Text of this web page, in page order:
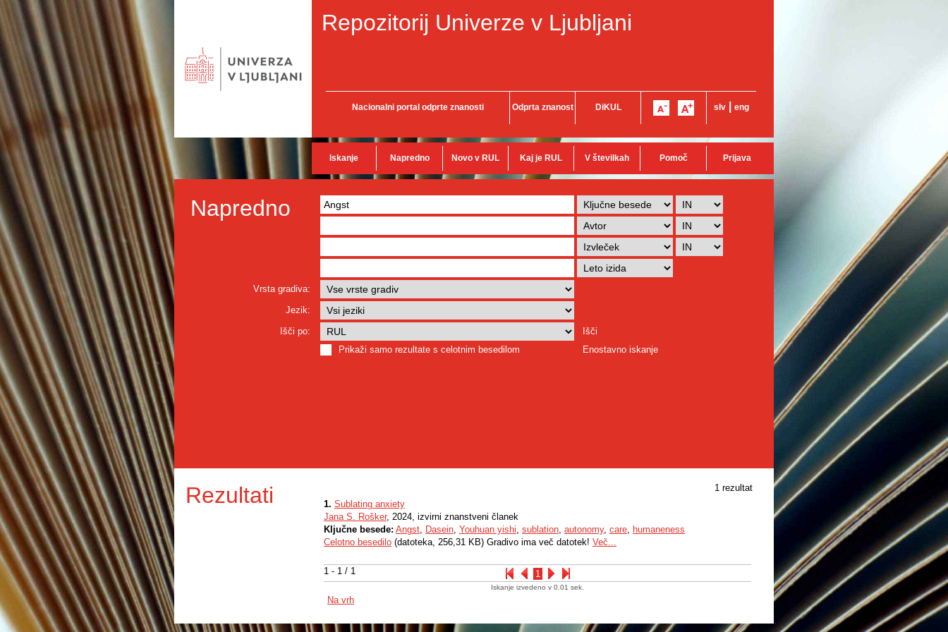
Repozitorij Univerze v Ljubljani
Nacionalni portal odprte znanosti Odprta znanost DiKUL slv eng
Iskanje Napredno Novo v RUL Kaj je RUL V številkah Pomoč Prijava
Napredno
Vrsta gradiva:
Jezik:
Išči po:
Išči
Prikaži samo rezultate s celotnim besedilom
Enostavno iskanje
Rezultati 1 rezultat
1 - 1 / 1 1
1. Sublating anxiety
Jana S. Rošker, 2024, izvirni znanstveni članek
Ključne besede: Angst, Dasein, Youhuan yishi, sublation, autonomy, care, humaneness
Celotno besedilo (datoteka, 256,31 KB) Gradivo ima več datotek! Več...
Iskanje izvedeno v 0.01 sek.
Na vrh